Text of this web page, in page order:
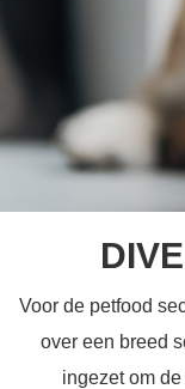
Voor de petfood
over een breed
ingezet om